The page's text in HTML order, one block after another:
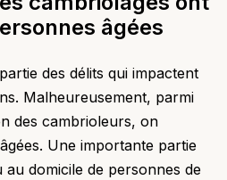
âgées
des délits qui impactent
Malheureusement, parmi
des cambrioleurs, on
Une importante partie
au domicile de personnes de